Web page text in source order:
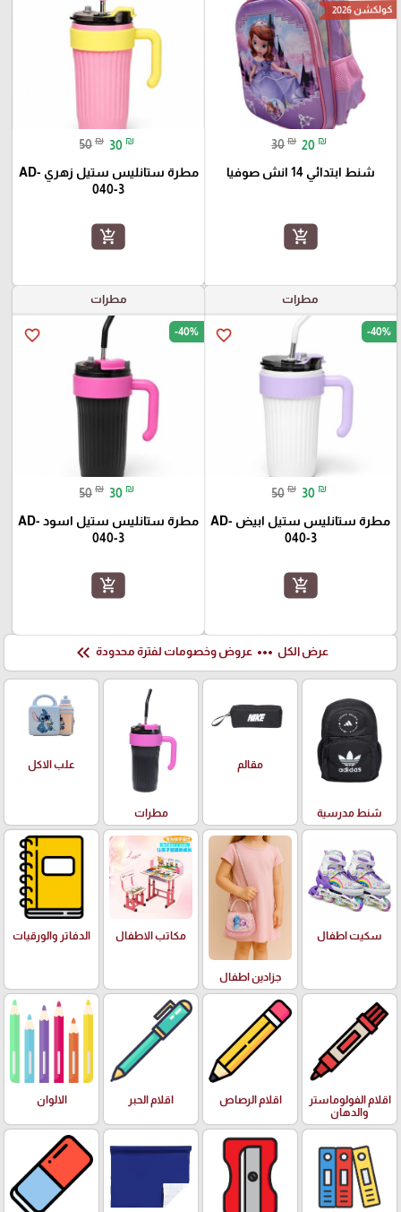
كولكشن 2026
30 ₪ 20 ₪
شنط ابتدائي 14 انش صوفيا
add_shopping_cart
50 ₪ 30 ₪
مطرة ستانليس ستيل زهري AD-
040-3
add_shopping_cart
مطرات
favorite_border -40%
50 ₪ 30 ₪
مطرة ستانليس ستيل ابيض AD-
040-3
add_shopping_cart
مطرات
favorite_border -40%
50 ₪ 30 ₪
مطرة ستانليس ستيل اسود AD-
040-3
add_shopping_cart
عرض الكل more_horiz عروض وخصومات لفترة محدودة keyboard_double_arrow_left
شنط مدرسية
مقالم
مطرات
علب الاكل
سكيت اطفال
جزادين اطفال
مكاتب الاطفال الدفاتر والورقيات
اقلام الفولوماستر
والدهان
اقلام الرصاص اقلام الحبر الالوان